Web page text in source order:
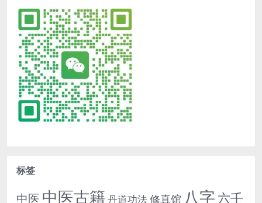
标签
中医 中医古籍 丹道功法修真馆 八字 六壬